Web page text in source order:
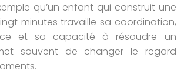
qu’un enfant qui construit une
minutes travaille sa coordination,
et sa capacité à résoudre un
souvent de changer le regard